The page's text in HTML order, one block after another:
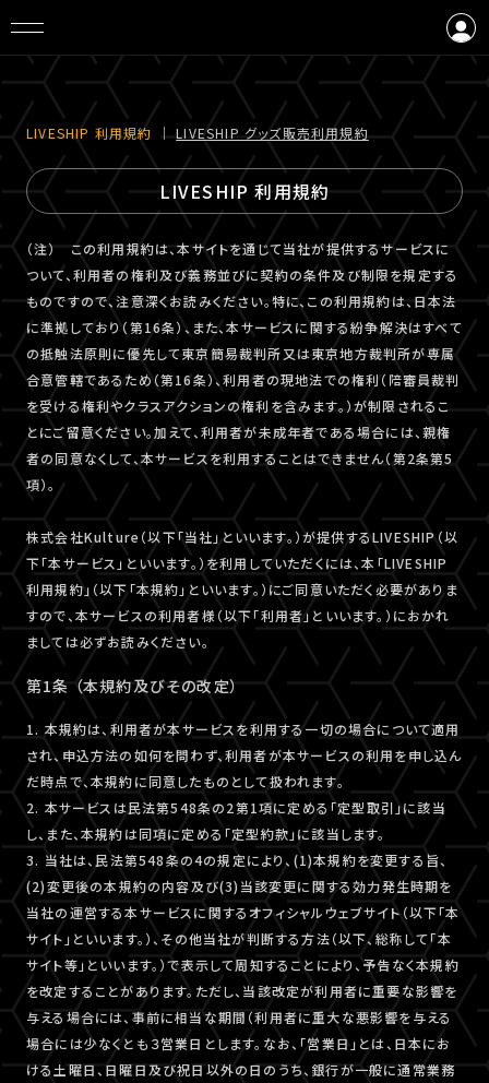
会員登録
LIVESHIP 利⽤規約 ｜LIVESHIP グッズ販売利⽤規約
LIVESHIP 利用規約
（注） この利用規約は、本サイトを通じて当社が提供するサービスに
ついて、利用者の権利及び義務並びに契約の条件及び制限を規定する
ものですので、注意深くお読みください。特に、この利用規約は、日本法
に準拠しており（第16条）、また、本サービスに関する紛争解決はすべて
の抵触法原則に優先して東京簡易裁判所又は東京地方裁判所が専属
合意管轄であるため（第16条）、利用者の現地法での権利（陪審員裁判
を受ける権利やクラスアクションの権利を含みます。）が制限されるこ
とにご留意ください。加えて、利用者が未成年者である場合には、親権
者の同意なくして、本サービスを利用することはできません（第2条第5
項）。
株式会社Kulture（以下「当社」といいます。）が提供するLIVESHIP（以
下「本サービス」といいます。）を利用していただくには、本「LIVESHIP
利用規約」（以下「本規約」といいます。）にご同意いただく必要がありま
すので、本サービスの利用者様（以下「利用者」といいます。）におかれ
ましては必ずお読みください。
第1条 （本規約及びその改定）
1. 本規約は、利用者が本サービスを利用する一切の場合について適用
され、申込方法の如何を問わず、利用者が本サービスの利用を申し込ん
だ時点で、本規約に同意したものとして扱われます。
2. 本サービスは民法第548条の2第1項に定める「定型取引」に該当
し、また、本規約は同項に定める「定型約款」に該当します。
3. 当社は、民法第548条の4の規定により、(1)本規約を変更する旨、
(2)変更後の本規約の内容及び(3)当該変更に関する効力発生時期を
当社の運営する本サービスに関するオフィシャルウェブサイト（以下「本
サイト」といいます。）、その他当社が判断する方法（以下、総称して「本
サイト等」といいます。）で表示して周知することにより、予告なく本規約
を改定することがあります。ただし、当該改定が利用者に重要な影響を
与える場合には、事前に相当な期間（利用者に重大な悪影響を与える
場合には少なくとも３営業日とします。なお、「営業日」とは、日本にお
ける土曜日、日曜日及び祝日以外の日のうち、銀行が一般に通常業務